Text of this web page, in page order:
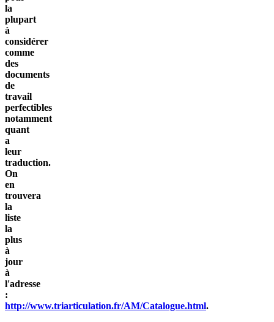
la
plupart
à
considérer
comme
des
documents
de
travail
perfectibles
notamment
quant
a
leur
traduction.
On
en
trouvera
la
liste
la
plus
à
jour
à
l'adresse
:
http://www.triarticulation.fr/AM/Catalogue.html.